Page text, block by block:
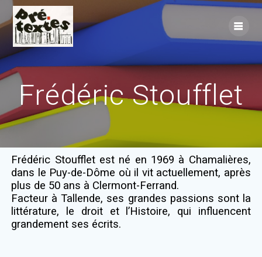
Skip
Frédéric Stoufflet
Frédéric Stoufflet est né en 1969 à Chamalières,
dans le Puy-de-Dôme où il vit actuellement, après
plus de 50 ans à Clermont-Ferrand.
Facteur à Tallende, ses grandes passions sont la
littérature, le droit et l’Histoire, qui influencent
grandement ses écrits.